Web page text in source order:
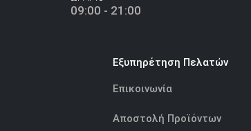
09:00 - 21:00
Εξυπηρέτηση Πελατών
Επικοινωνία
Αποστολή Προϊόντων